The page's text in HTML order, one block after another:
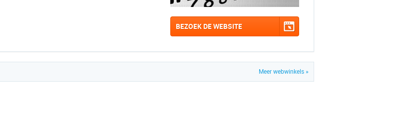
BEZOEK DE WEBSITE
Meer webwinkels »